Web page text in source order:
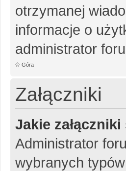
otrzymanej
informacje o
administrator
Góra
Załączniki
Jakie
Administrator
wybranych